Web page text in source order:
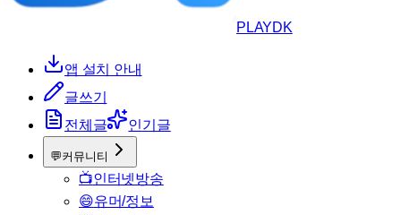
PLAYDK
앱 설치 안내
글쓰기
전체글
인기글
💬커뮤니티
📺인터넷방송
😄유머/정보